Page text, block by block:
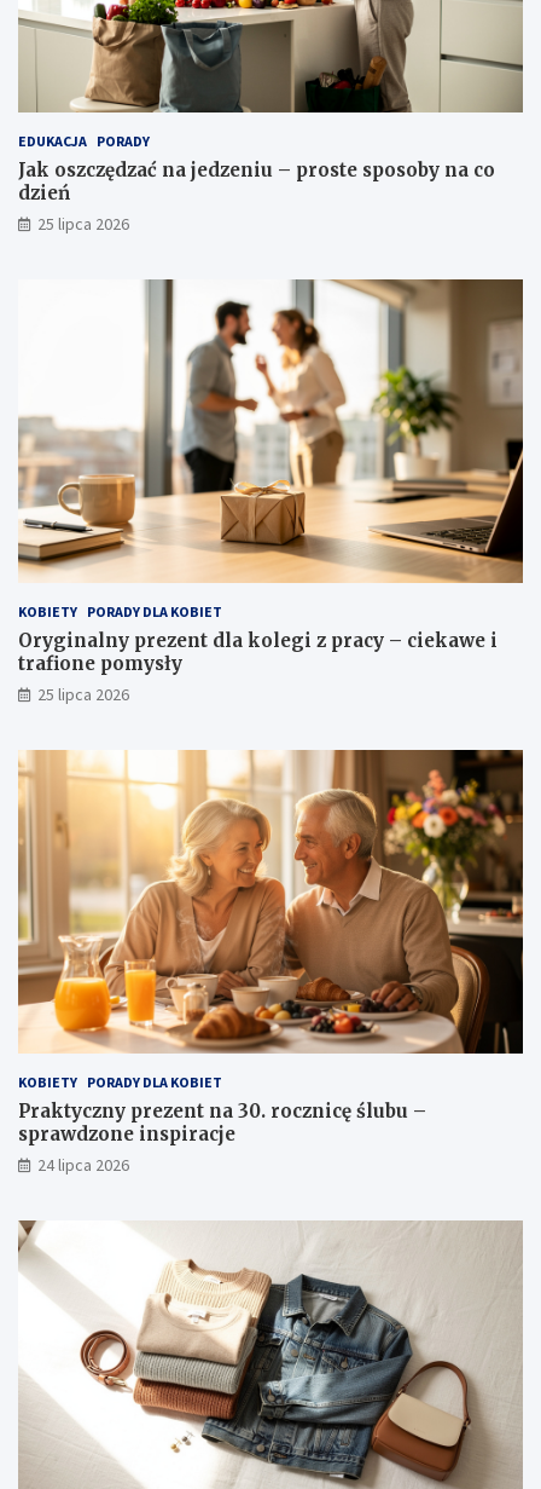
EDUKACJA PORADY
Jak oszczędzać na jedzeniu – proste sposoby na co
dzień
25 lipca 2026
KOBIETY PORADY DLA KOBIET
Oryginalny prezent dla kolegi z pracy – ciekawe i
trafione pomysły
25 lipca 2026
KOBIETY PORADY DLA KOBIET
Praktyczny prezent na 30. rocznicę ślubu –
sprawdzone inspiracje
24 lipca 2026